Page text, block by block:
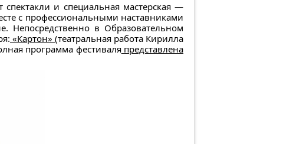
и специальная мастерская —
с профессиональными наставниками
Непосредственно в Образовательном
«Картон» (театральная работа Кирилла
программа фестиваля представлена